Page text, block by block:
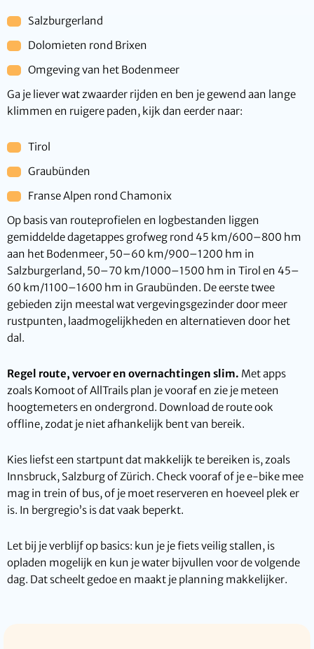
Salzburgerland
Dolomieten rond Brixen
Omgeving van het Bodenmeer
Ga je liever wat zwaarder rijden en ben je gewend aan lange
klimmen en ruigere paden, kijk dan eerder naar:
Tirol
Graubünden
Franse Alpen rond Chamonix
Op basis van routeprofielen en logbestanden liggen
gemiddelde dagetappes grofweg rond 45 km/600–800 hm
aan het Bodenmeer, 50–60 km/900–1200 hm in
Salzburgerland, 50–70 km/1000–1500 hm in Tirol en 45–
60 km/1100–1600 hm in Graubünden. De eerste twee
gebieden zijn meestal wat vergevingsgezinder door meer
rustpunten, laadmogelijkheden en alternatieven door het
dal.
Regel route, vervoer en overnachtingen slim. Met apps
zoals Komoot of AllTrails plan je vooraf en zie je meteen
hoogtemeters en ondergrond. Download de route ook
offline, zodat je niet afhankelijk bent van bereik.
Kies liefst een startpunt dat makkelijk te bereiken is, zoals
Innsbruck, Salzburg of Zürich. Check vooraf of je e-bike mee
mag in trein of bus, of je moet reserveren en hoeveel plek er
is. In bergregio’s is dat vaak beperkt.
Let bij je verblijf op basics: kun je je fiets veilig stallen, is
opladen mogelijk en kun je water bijvullen voor de volgende
dag. Dat scheelt gedoe en maakt je planning makkelijker.